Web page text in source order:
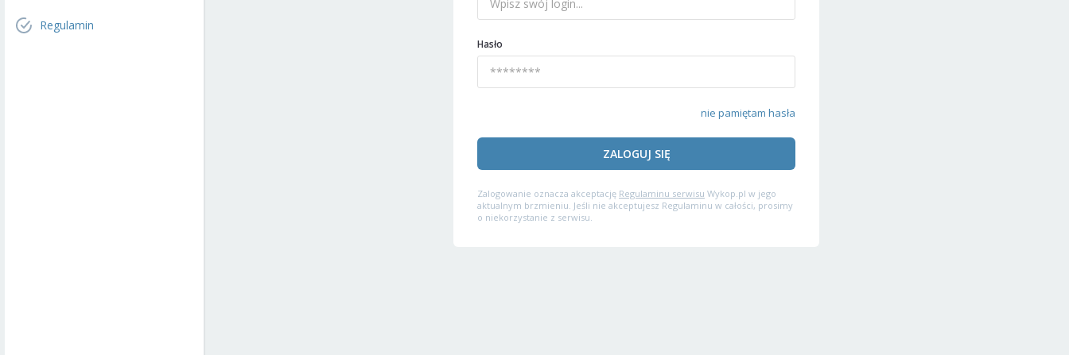
Regulamin
Hasło
nie pamiętam hasła
ZALOGUJ SIĘ
Zalogowanie oznacza akceptację Regulaminu serwisu Wykop.pl w jego
aktualnym brzmieniu. Jeśli nie akceptujesz Regulaminu w całości, prosimy
o niekorzystanie z serwisu.